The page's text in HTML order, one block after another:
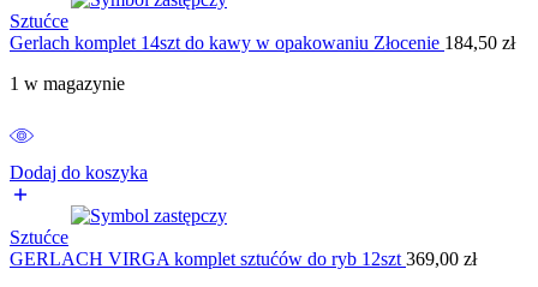
Sztućce
Gerlach komplet 14szt do kawy w opakowaniu Złocenie 184,50 zł
1 w magazynie
Dodaj do koszyka
Sztućce
GERLACH VIRGA komplet sztućów do ryb 12szt 369,00 zł